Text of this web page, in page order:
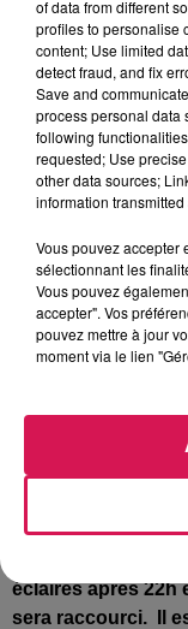
factures de gaz et
celle de
décidé de réduire
répercuter cette
stabilisant les
maintenant au
pour la
Par contre, les
dépasseront plus
bâtiments publics
les salles de sport.
noir après 22 ou
la modulation de
éclairés après 22h
sera raccourci. Il
of data from different
profiles to personalise
content; Use limited
detect fraud, and fix
Save and
process personal data
following
requested; Use
other data sources;
information
Vous pouvez accepter
sélectionnant les
Vous pouvez
accepter". Vos
pouvez mettre à jour
moment via le lien